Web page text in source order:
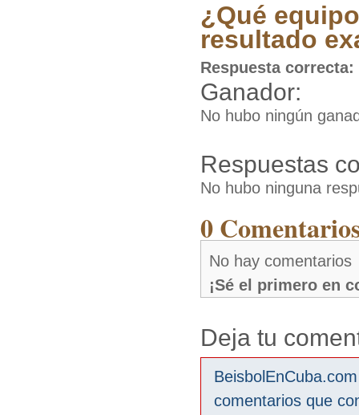
¿Qué
resultado
Respuesta correcta:
Ganador:
No hubo ningún
Respuestas
No hubo ninguna
0
No hay comentarios
¡Sé el primero en
Deja tu
comentarios que